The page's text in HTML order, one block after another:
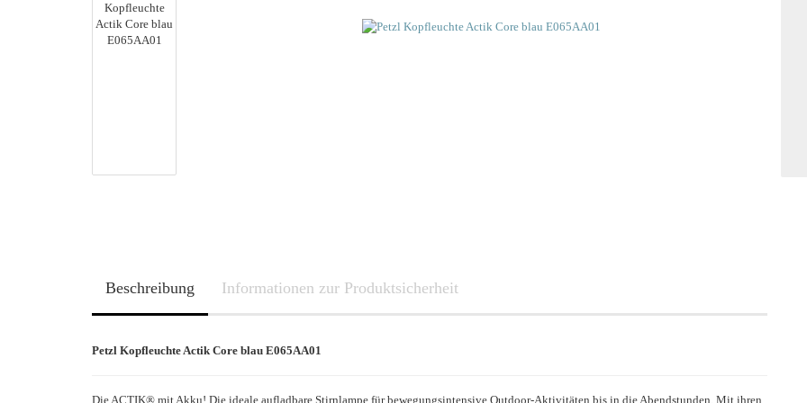
Beschreibung Informationen zur Produktsicherheit
Petzl Kopfleuchte Actik Core blau E065AA01
Die ACTIK® mit Akku! Die ideale aufladbare Stirnlampe für bewegungsintensive Outdoor-Aktivitäten bis in die Abendstunden. Mit ihren